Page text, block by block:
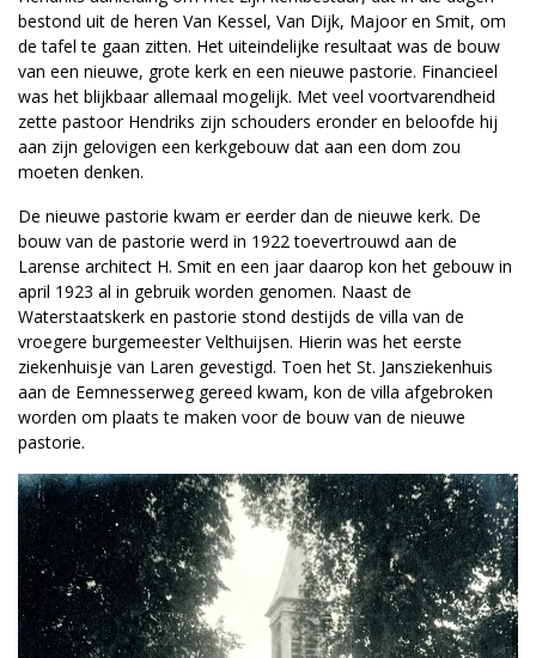
bestond uit de heren Van Kessel, Van Dijk, Majoor en Smit, om
de tafel te gaan zitten. Het uiteindelijke resultaat was de bouw
van een nieuwe, grote kerk en een nieuwe pastorie. Financieel
was het blijkbaar allemaal mogelijk. Met veel voortvarendheid
zette pastoor Hendriks zijn schouders eronder en beloofde hij
aan zijn gelovigen een kerkgebouw dat aan een dom zou
moeten denken.
De nieuwe pastorie kwam er eerder dan de nieuwe kerk. De
bouw van de pastorie werd in 1922 toevertrouwd aan de
Larense architect H. Smit en een jaar daarop kon het gebouw in
april 1923 al in gebruik worden genomen. Naast de
Waterstaatskerk en pastorie stond destijds de villa van de
vroegere burgemeester Velthuijsen. Hierin was het eerste
ziekenhuisje van Laren gevestigd. Toen het St. Jansziekenhuis
aan de Eemnesserweg gereed kwam, kon de villa afgebroken
worden om plaats te maken voor de bouw van de nieuwe
pastorie.